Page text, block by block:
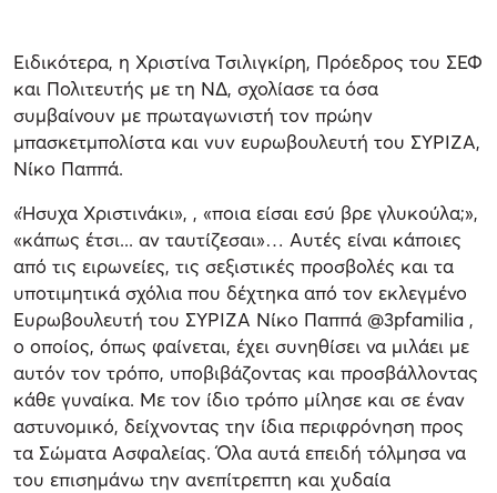
Ειδικότερα, η Χριστίνα Τσιλιγκίρη, Πρόεδρος του ΣΕΦ
και Πολιτευτής με τη ΝΔ, σχολίασε τα όσα
συμβαίνουν με πρωταγωνιστή τον πρώην
μπασκετμπολίστα και νυν ευρωβουλευτή του ΣΥΡΙΖΑ,
Νίκο Παππά.
«Ήσυχα Χριστινάκι», , «ποια είσαι εσύ βρε γλυκούλα;»,
«‍κάπως έτσι... αν ταυτίζεσαι»… Αυτές είναι κάποιες
από τις ειρωνείες, τις σεξιστικές προσβολές και τα
υποτιμητικά σχόλια που δέχτηκα από τον εκλεγμένο
Ευρωβουλευτή του ΣΥΡΙΖΑ Νίκο Παππά @3pfamilia ,
ο οποίος, όπως φαίνεται, έχει συνηθίσει να μιλάει με
αυτόν τον τρόπο, υποβιβάζοντας και προσβάλλοντας
κάθε γυναίκα. Με τον ίδιο τρόπο μίλησε και σε έναν
αστυνομικό, δείχνοντας την ίδια περιφρόνηση προς
τα Σώματα Ασφαλείας. Όλα αυτά επειδή τόλμησα να
του επισημάνω την ανεπίτρεπτη και χυδαία